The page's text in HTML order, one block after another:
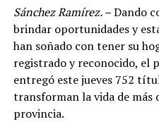
Sánchez Ramírez. –Dando
brindar oportunidades y
han soñado con tener su
registrado y reconocido, el
entregó este jueves 752
transforman la vida de más
provincia.